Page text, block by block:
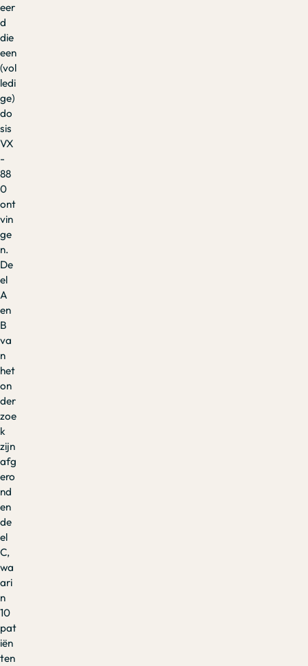
eer
d
die
een
(vol
ledi
ge)
do
sis
VX
-
88
0
ont
vin
ge
n.
De
el
A
en
B
va
n
het
on
der
zoe
k
zijn
afg
ero
nd
en
de
el
C,
wa
ari
n
10
pat
iën
ten